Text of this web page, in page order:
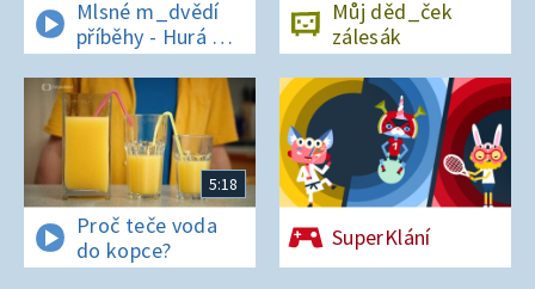
Mlsné m_dvědí
příběhy - Hurá na
bor_vky
Můj děd_ček
zálesák
5:18
Proč teče voda
do kopce?
SuperKlání